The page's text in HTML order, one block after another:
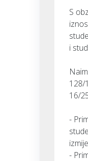
S
i
128/
16/
-
-